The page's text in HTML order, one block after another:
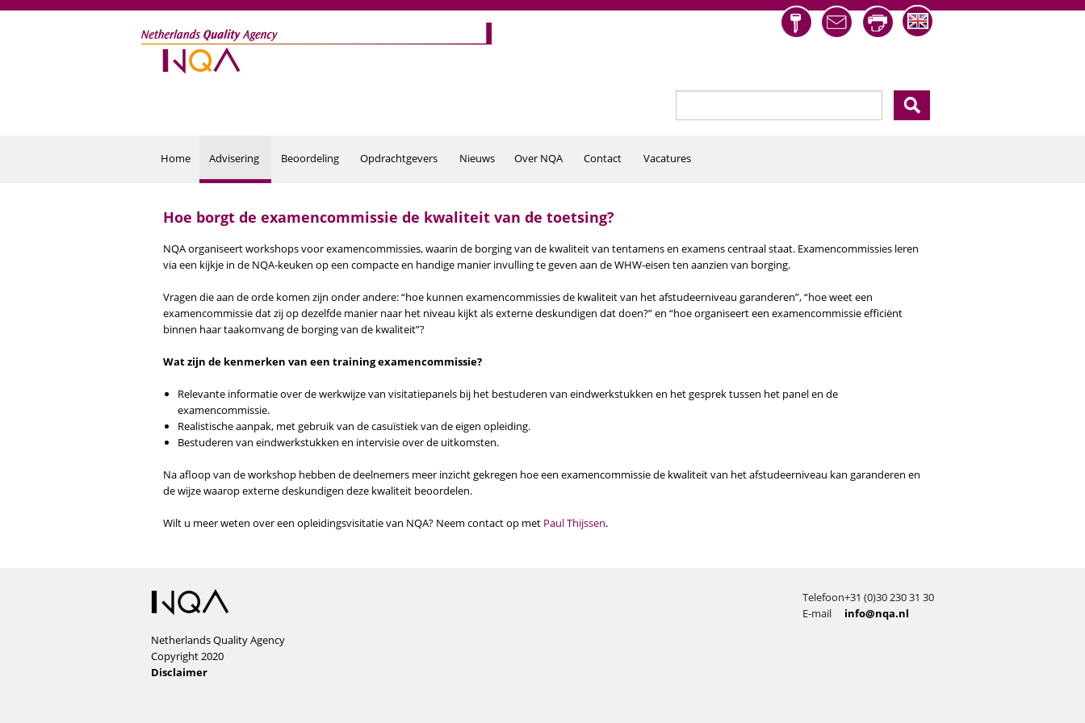
Overslaan en naar de inhoud gaan
Home Advisering Beoordeling Opdrachtgevers Nieuws Over NQA Contact Vacatures
Hoe borgt de examencommissie de kwaliteit van de toetsing?
NQA organiseert workshops voor examencommissies, waarin de borging van de kwaliteit van tentamens en examens centraal staat. Examencommissies leren
via een kijkje in de NQA-keuken op een compacte en handige manier invulling te geven aan de WHW-eisen ten aanzien van borging.
Vragen die aan de orde komen zijn onder andere: “hoe kunnen examencommissies de kwaliteit van het afstudeerniveau garanderen”, “hoe weet een
examencommissie dat zij op dezelfde manier naar het niveau kijkt als externe deskundigen dat doen?” en “hoe organiseert een examencommissie efficiënt
binnen haar taakomvang de borging van de kwaliteit”?
Wat zijn de kenmerken van een training examencommissie?
Relevante informatie over de werkwijze van visitatiepanels bij het bestuderen van eindwerkstukken en het gesprek tussen het panel en de
examencommissie.
Realistische aanpak, met gebruik van de casuïstiek van de eigen opleiding.
Bestuderen van eindwerkstukken en intervisie over de uitkomsten.
Na afloop van de workshop hebben de deelnemers meer inzicht gekregen hoe een examencommissie de kwaliteit van het afstudeerniveau kan garanderen en
de wijze waarop externe deskundigen deze kwaliteit beoordelen.
Wilt u meer weten over een opleidingsvisitatie van NQA? Neem contact op met Paul Thijssen.
Netherlands Quality Agency
Copyright 2020
Disclaimer
Telefoon+31 (0)30 230 31 30
E-mail
info@nqa.nl